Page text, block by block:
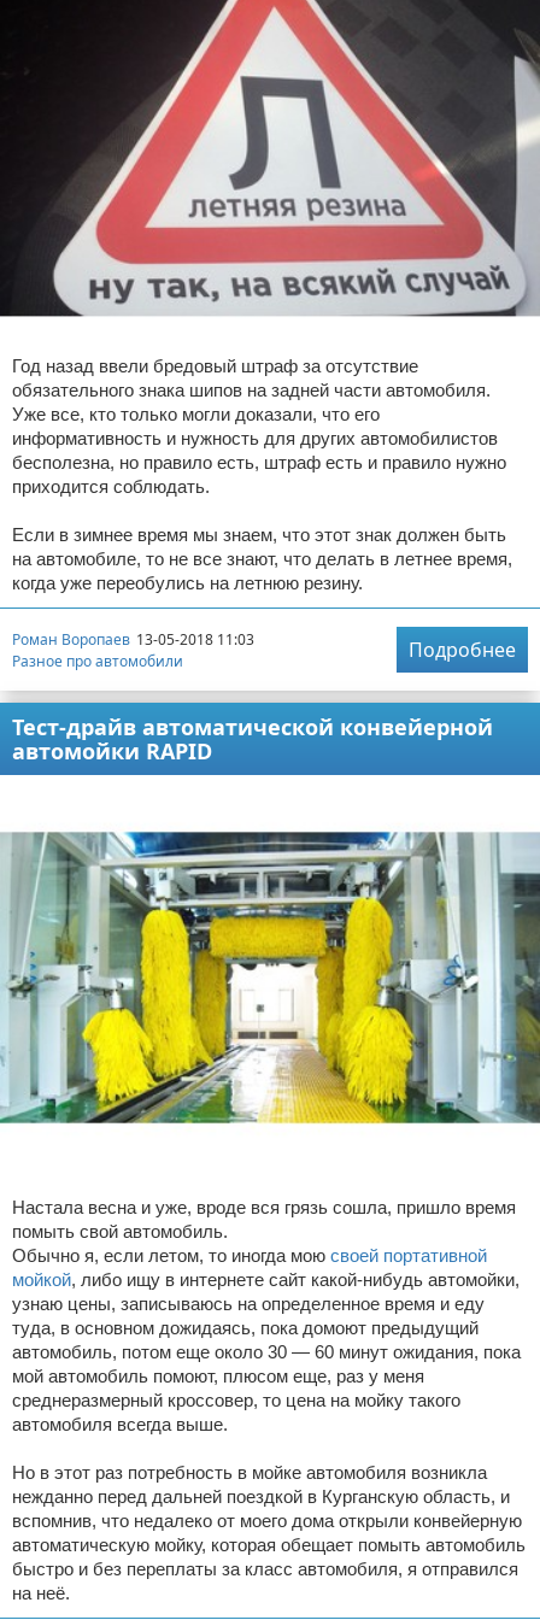
Год назад ввели бредовый штраф за отсутствие
обязательного знака шипов на задней части автомобиля.
Уже все, кто только могли доказали, что его
информативность и нужность для других автомобилистов
бесполезна, но правило есть, штраф есть и правило нужно
приходится соблюдать.
Если в зимнее время мы знаем, что этот знак должен быть
на автомобиле, то не все знают, что делать в летнее время,
когда уже переобулись на летнюю резину.
Роман Воропаев 13-05-2018 11:03
Разное про автомобили
Подробнее
Тест-драйв автоматической конвейерной
автомойки RAPID
Настала весна и уже, вроде вся грязь сошла, пришло время
помыть свой автомобиль.
Обычно я, если летом, то иногда мою своей портативной
мойкой, либо ищу в интернете сайт какой-нибудь автомойки,
узнаю цены, записываюсь на определенное время и еду
туда, в основном дожидаясь, пока домоют предыдущий
автомобиль, потом еще около 30 — 60 минут ожидания, пока
мой автомобиль помоют, плюсом еще, раз у меня
среднеразмерный кроссовер, то цена на мойку такого
автомобиля всегда выше.
Но в этот раз потребность в мойке автомобиля возникла
нежданно перед дальней поездкой в Курганскую область, и
вспомнив, что недалеко от моего дома открыли конвейерную
автоматическую мойку, которая обещает помыть автомобиль
быстро и без переплаты за класс автомобиля, я отправился
на неё.